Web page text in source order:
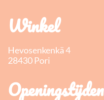
Winkel
Hevosenkenkä 4
28430 Pori
Openingstijden